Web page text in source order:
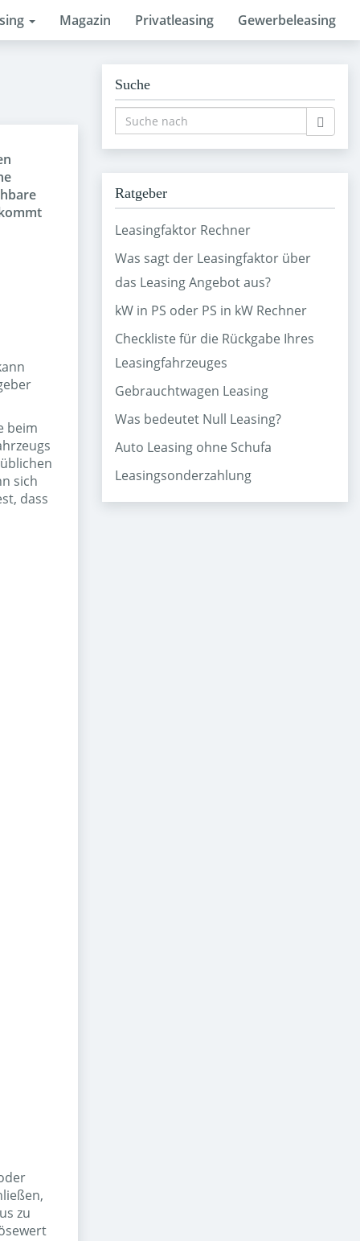
Magazin Privatleasing Gewerbeleasing
beim
sich
dass
zu
Suche
Ratgeber
Leasingfaktor Rechner
Was sagt der Leasingfaktor über
das Leasing Angebot aus?
kW in PS oder PS in kW Rechner
Checkliste für die Rückgabe Ihres
Leasingfahrzeuges
Gebrauchtwagen Leasing
Was bedeutet Null Leasing?
Auto Leasing ohne Schufa
Leasingsonderzahlung